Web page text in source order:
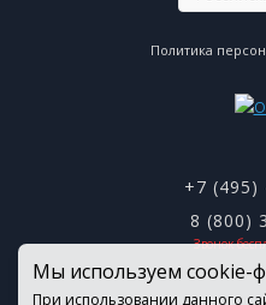
Политика
+7 (495)
8 (800)
Звонок
Мы используем cookie-
При использовании данного